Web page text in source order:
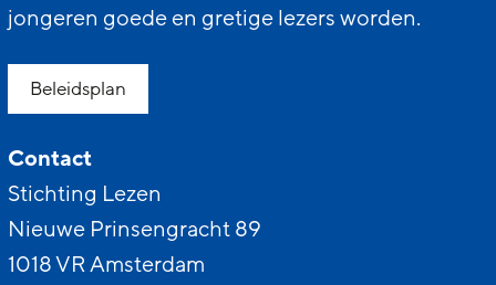
jongeren goede en gretige lezers worden.
Beleidsplan
Contact
Stichting Lezen
Nieuwe Prinsengracht 89
1018 VR Amsterdam